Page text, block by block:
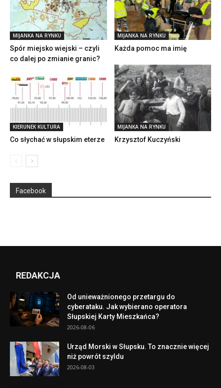
MIJANKA NA RYNKU
Spór miejsko wiejski – czyli
co dalej po zmianie granic?
MIJANKA NA RYNKU
Każda pomoc ma imię
KIERUNEK KULTURA
Co słychać w słupskim eterze
MIJANKA NA RYNKU
Krzysztof Kuczyński
Facebook
REDAKCJA
Od unieważnionego przetargu do
cyberataku. Jak wybierano operatora
Słupskiej Karty Mieszkańca?
2026-08-06
Urząd Morski w Słupsku. To znacznie więcej
niż powrót szyldu
2026-08-03